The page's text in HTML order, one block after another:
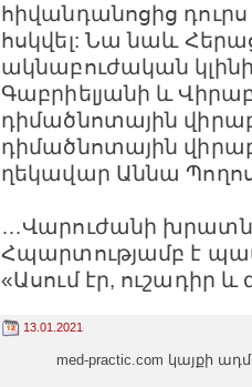
հիվանդանոցից դուրս
հսկվել: Նա նաև
ակնաբուժական
Գաբրիելյանի և
դիմածնոտային
դիմածնոտային
ղեկավար Աննա
…Վարուժանի
Հպարտությամբ է
«Ասում էր, ուշադիր և
13.01.2021
med-practic.com կայքի